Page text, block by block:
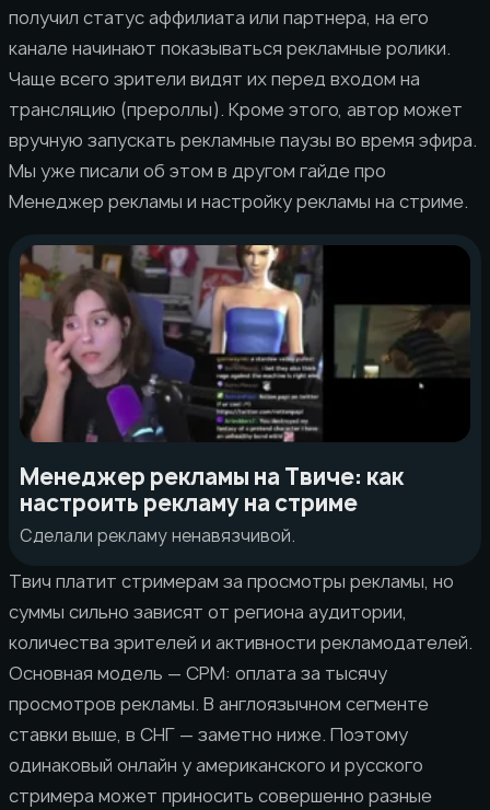
получил статус аффилиата или партнера, на его
канале начинают показываться рекламные ролики.
Чаще всего зрители видят их перед входом на
трансляцию (прероллы). Кроме этого, автор может
вручную запускать рекламные паузы во время эфира.
Мы уже писали об этом в другом гайде про
Менеджер рекламы и настройку рекламы на стриме.
Менеджер рекламы на Твиче: как
настроить рекламу на стриме
Сделали рекламу ненавязчивой.
Твич платит стримерам за просмотры рекламы, но
суммы сильно зависят от региона аудитории,
количества зрителей и активности рекламодателей.
Основная модель — CPM: оплата за тысячу
просмотров рекламы. В англоязычном сегменте
ставки выше, в СНГ — заметно ниже. Поэтому
одинаковый онлайн у американского и русского
стримера может приносить совершенно разные